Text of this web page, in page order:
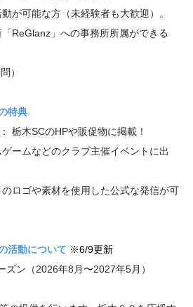
が可能な方（未経験者も大歓迎）。
「ReGlanz」への事務所所属ができる
）
特典
栃木SCのHPや販促物に掲載！
ームなどのクラブ主催イベントに出
のロゴや素材を使用した公式な発信が可
活動について ※6/9更新
ズン（2026年8月〜2027年5月）